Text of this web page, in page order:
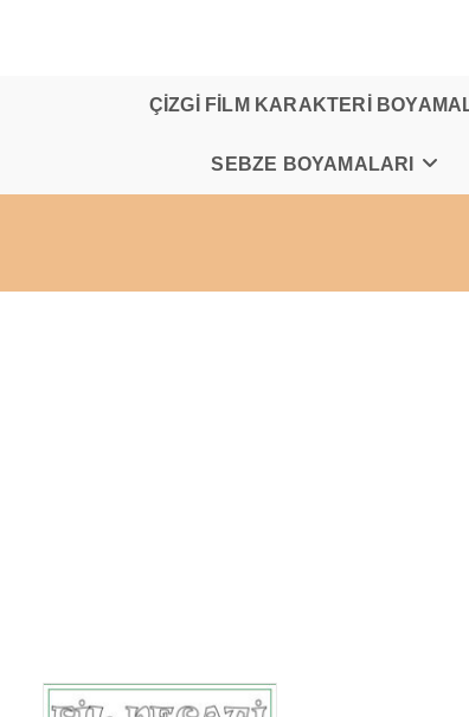
ÇİZGİ FİLM KARAKTERİ
SEBZE BOYAMALARI